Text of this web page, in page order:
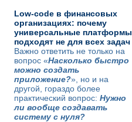
Low-code в финансовых
организациях: почему
универсальные платформы
подходят не для всех задач
Важно ответить не только на
вопрос «Насколько быстро
можно создать
приложение?», но и на
другой, гораздо более
практический вопрос: Нужно
ли вообще создавать
систему с нуля?